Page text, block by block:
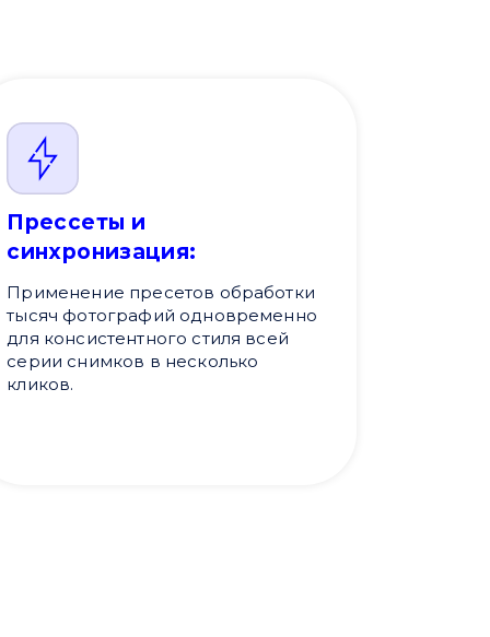
Прессеты и
синхронизация:
Применение пресетов обработки
тысяч фотографий одновременно
для консистентного стиля всей
серии снимков в несколько
кликов.